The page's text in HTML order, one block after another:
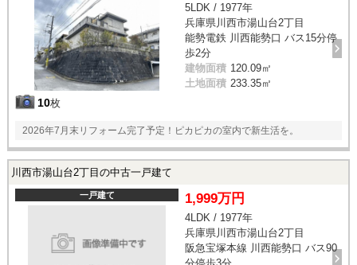
10枚
5LDK / 1977年
兵庫県川西市湯山台2丁目
能勢電鉄 川西能勢口 バス15分停
歩2分
建物面積 120.09㎡
土地面積 233.35㎡
2026年7月末リフォーム完了予定！ピカピカの室内で新生活を。
川西市湯山台2丁目の中古一戸建て
一戸建て 1,999万円
4LDK / 1977年
兵庫県川西市湯山台2丁目
阪急宝塚本線 川西能勢口 バス90